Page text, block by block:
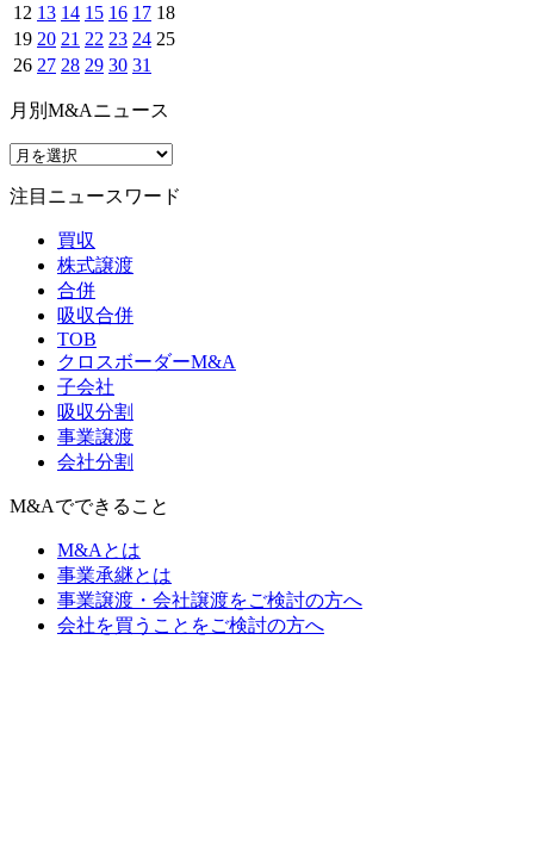
12 13 14 15 16 17 18
19 20 21 22 23 24 25
26 27 28 29 30 31
月別M&Aニュース
注目ニュースワード
買収
株式譲渡
合併
吸収合併
TOB
クロスボーダーM&A
子会社
吸収分割
事業譲渡
会社分割
M&Aでできること
M&Aとは
事業承継とは
事業譲渡・会社譲渡をご検討の方へ
会社を買うことをご検討の方へ